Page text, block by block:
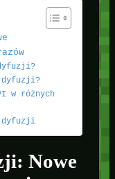
dyfuzji?
w różnych
dyfuzji
Nowe